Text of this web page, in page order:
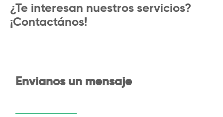
¿Te interesan nuestros servicios?
¡Contactános!
Envianos un mensaje